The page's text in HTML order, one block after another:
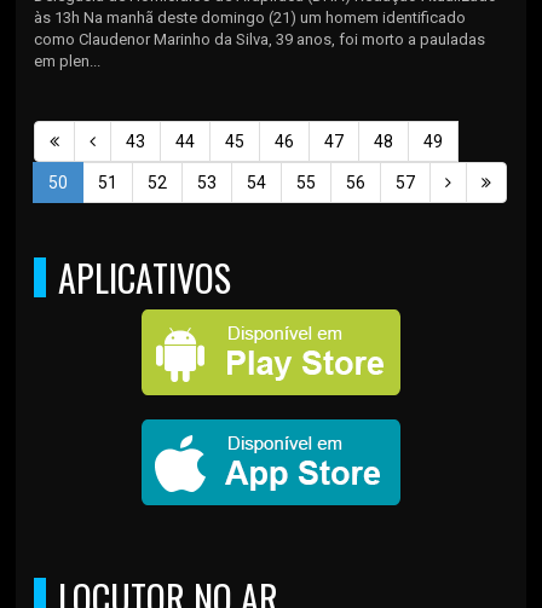
às 13h Na manhã deste domingo (21) um homem identificado
como Claudenor Marinho da Silva, 39 anos, foi morto a pauladas
em plen...
43 44 45 46 47 48 49
50 51 52 53 54 55 56 57
APLICATIVOS